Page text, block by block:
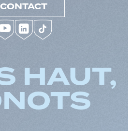
CONTACT
HAUT,